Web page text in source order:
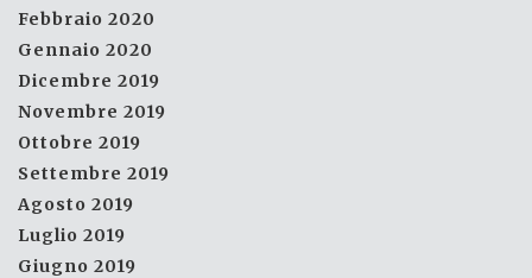
Febbraio 2020
Gennaio 2020
Dicembre 2019
Novembre 2019
Ottobre 2019
Settembre 2019
Agosto 2019
Luglio 2019
Giugno 2019